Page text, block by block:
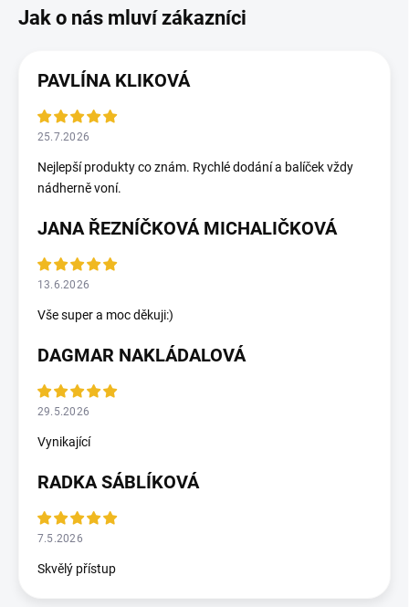
PAVLÍNA KLIKOVÁ
25.7.2026
Nejlepší produkty co znám. Rychlé dodání a balíček vždy
nádherně voní.
JANA ŘEZNÍČKOVÁ MICHALIČKOVÁ
13.6.2026
Vše super a moc děkuji:)
DAGMAR NAKLÁDALOVÁ
29.5.2026
Vynikající
RADKA SÁBLÍKOVÁ
7.5.2026
Skvělý přístup